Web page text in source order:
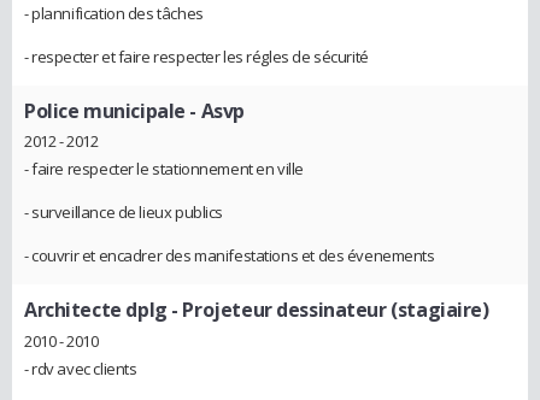
- plannification des tâches
- respecter et faire respecter les régles de sécurité
Police municipale - Asvp
2012 - 2012
- faire respecter le stationnement en ville
- surveillance de lieux publics
- couvrir et encadrer des manifestations et des évenements
Architecte dplg - Projeteur dessinateur (stagiaire)
2010 - 2010
- rdv avec clients